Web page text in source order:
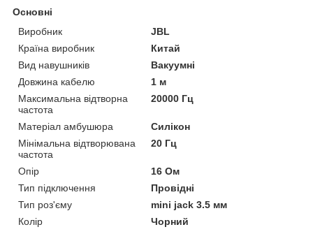
Основні
Виробник
JBL
Країна виробник
Китай
Вид навушників
Вакуумні
Довжина кабелю
1 м
Максимальна відтворна
частота
20000 Гц
Матеріал амбушюра
Силікон
Мінімальна відтворювана
частота
20 Гц
Опір
16 Ом
Тип підключення
Провідні
Тип роз'єму
mini jack 3.5 мм
Колір
Чорний